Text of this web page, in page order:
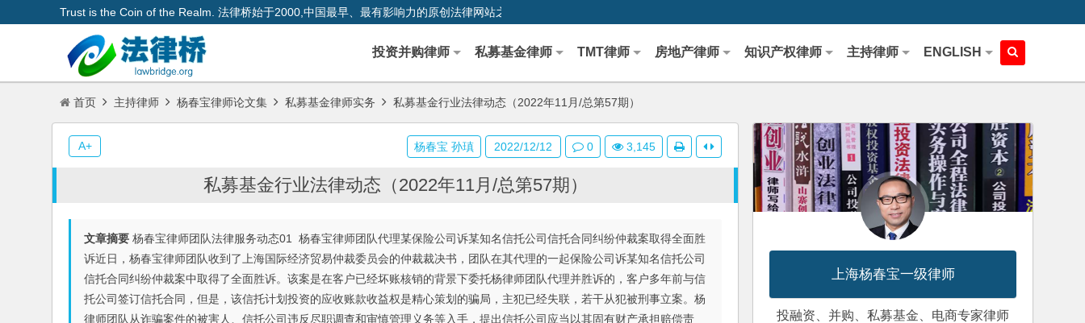
Trust is the Coin of the Realm. 法律桥始于2000,中国最早、最有影响力的原创法律网站之一
投资并购律师 私募基金律师 TMT律师 房地产律师 知识产权律师 主持律师 ENGLISH
首页 主持律师 杨春宝律师论文集 私募基金律师实务 私募基金行业法律动态（2022年11月/总第57期）
私募基金行业法律动态（2022年11月/总第57期）
文章摘要 杨春宝律师团队法律服务动态01 杨春宝律师团队代理某保险公司诉某知名信托公司信托合同纠纷仲裁案取得全面胜
诉近日，杨春宝律师团队收到了上海国际经济贸易仲裁委员会的仲裁裁决书，团队在其代理的一起保险公司诉某知名信托公司
信托合同纠纷仲裁案中取得了全面胜诉。该案是在客户已经坏账核销的背景下委托杨律师团队代理并胜诉的，客户多年前与信
托公司签订信托合同，但是，该信托计划投资的应收账款收益权是精心策划的骗局，主犯已经失联，若干从犯被刑事立案。杨
律师团队从诈骗案件的被害人、信托公司违反尽职调查和审慎管理义务等入手，提出信托公司应当以其固有财产承担赔偿责
杨春宝 孙瑱 2022/12/12 0 3,145
A+
上海杨春宝一级律师
投融资、并购、私募基金、电商专家律师